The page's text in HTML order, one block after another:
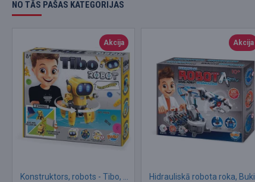
NO TĀS PAŠAS KATEGORIJAS
Akcija Akcija
Hidrauliskā robota roka, Buki